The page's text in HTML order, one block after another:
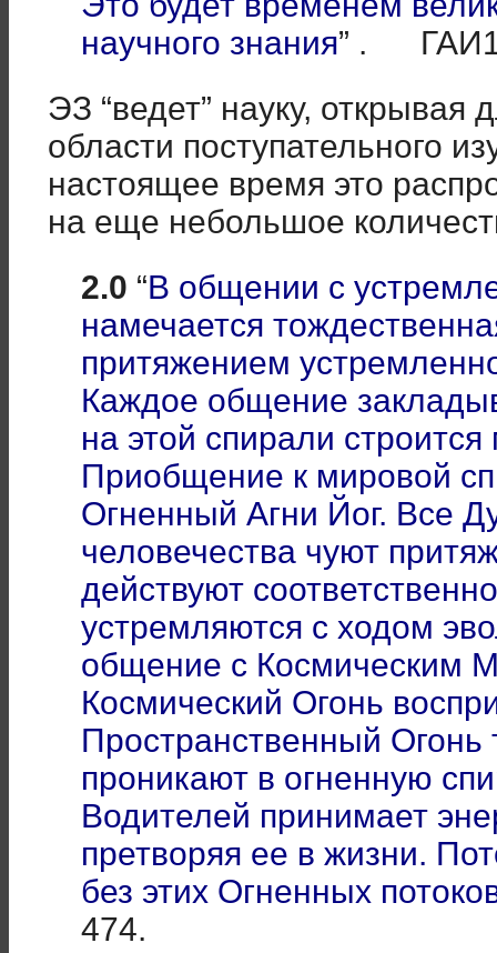
научного знания” .
ЭЗ “ведет” науку, открывая
области поступательного
настоящее время это
на еще небольшое
2.0 “В общении с
намечается
притяжением
Каждое общение
на этой спирали
Приобщение к мировой
Огненный Агни Йог. Все
человечества чуют
действуют
устремляются с ходом
общение с Космическим
Космический Огонь
Пространственный
проникают в огненную
Водителей принимает
претворяя ее в жизни.
без этих Огненных
474.